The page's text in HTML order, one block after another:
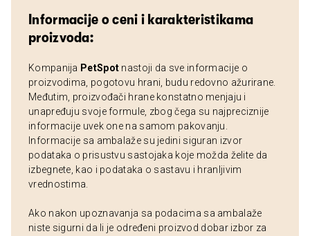
Informacije o ceni i karakteristikama
proizvoda:
Kompanija PetSpot nastoji da sve informacije o
proizvodima, pogotovu hrani, budu redovno ažurirane.
Međutim, proizvođači hrane konstatno menjaju i
unapređuju svoje formule, zbog čega su najpreciznije
informacije uvek one na samom pakovanju.
Informacije sa ambalaže su jedini siguran izvor
podataka o prisustvu sastojaka koje možda želite da
izbegnete, kao i podataka o sastavu i hranljivim
vrednostima.
Ako nakon upoznavanja sa podacima sa ambalaže
niste sigurni da li je određeni proizvod dobar izbor za